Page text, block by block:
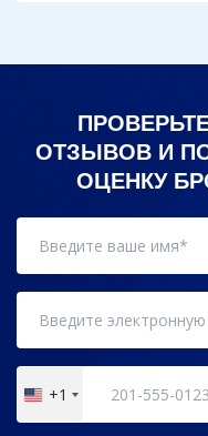
ОТЗЫВОВ И
ОЦЕНКУ
United
States
+1